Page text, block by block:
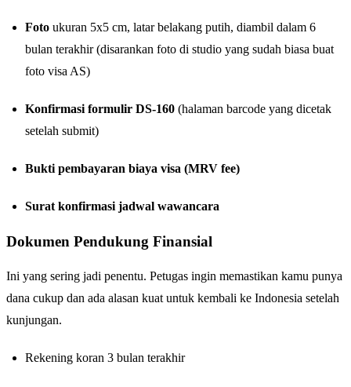
Foto ukuran 5x5 cm, latar belakang putih, diambil dalam 6
bulan terakhir (disarankan foto di studio yang sudah biasa buat
foto visa AS)
Konfirmasi formulir DS-160 (halaman barcode yang dicetak
setelah submit)
Bukti pembayaran biaya visa (MRV fee)
Surat konfirmasi jadwal wawancara
Dokumen Pendukung Finansial
Ini yang sering jadi penentu. Petugas ingin memastikan kamu punya
dana cukup dan ada alasan kuat untuk kembali ke Indonesia setelah
kunjungan.
Rekening koran 3 bulan terakhir